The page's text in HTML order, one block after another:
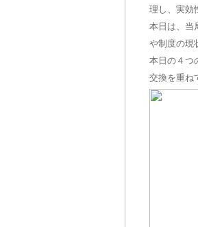
理し、実効
本日は、当
や制度の現
本日の４つ
交換を重ね